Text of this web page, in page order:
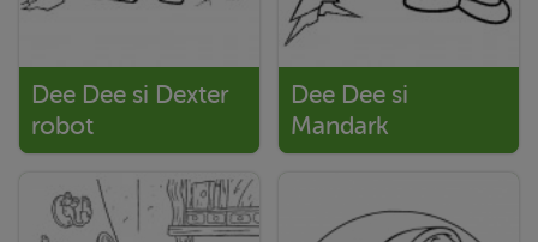
Dee Dee si Dexter
robot
Dee Dee si
Mandark